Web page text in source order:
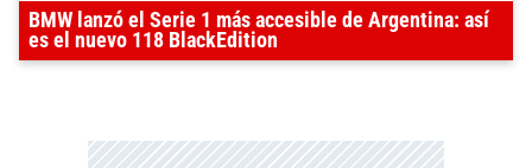
BMW lanzó el Serie 1 más accesible de Argentina: así
es el nuevo 118 BlackEdition